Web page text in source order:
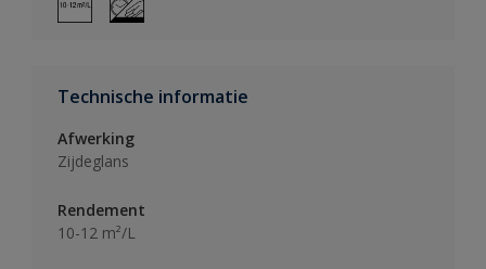
Technische informatie
Afwerking
Zijdeglans
Rendement
10-12 m²/L